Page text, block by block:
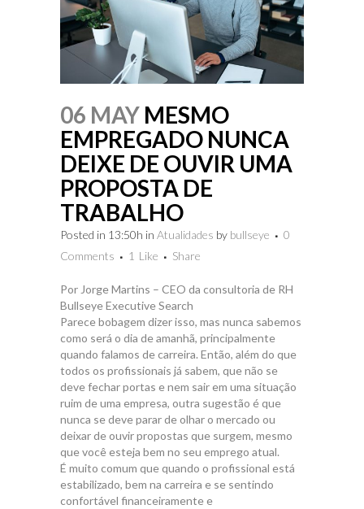
06 MAY MESMO
EMPREGADO NUNCA
DEIXE DE OUVIR UMA
PROPOSTA DE
TRABALHO
Posted in 13:50h in Atualidades by bullseye
0
Comments
1 Like Share
Por Jorge Martins – CEO da consultoria de RH
Bullseye Executive Search
Parece bobagem dizer isso, mas nunca sabemos
como será o dia de amanhã, principalmente
quando falamos de carreira. Então, além do que
todos os profissionais já sabem, que não se
deve fechar portas e nem sair em uma situação
ruim de uma empresa, outra sugestão é que
nunca se deve parar de olhar o mercado ou
deixar de ouvir propostas que surgem, mesmo
que você esteja bem no seu emprego atual.
É muito comum que quando o profissional está
estabilizado, bem na carreira e se sentindo
confortável financeiramente e